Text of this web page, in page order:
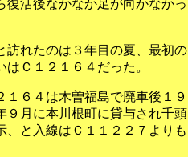
復活後なかなか足が向かなかっ
訪れたのは３年目の夏、最初の
はＣ１２１６４だった。
１６４は木曽福島で廃車後１９
９月に本川根町に貸与され千頭
、と入線はＣ１１２２７よりも